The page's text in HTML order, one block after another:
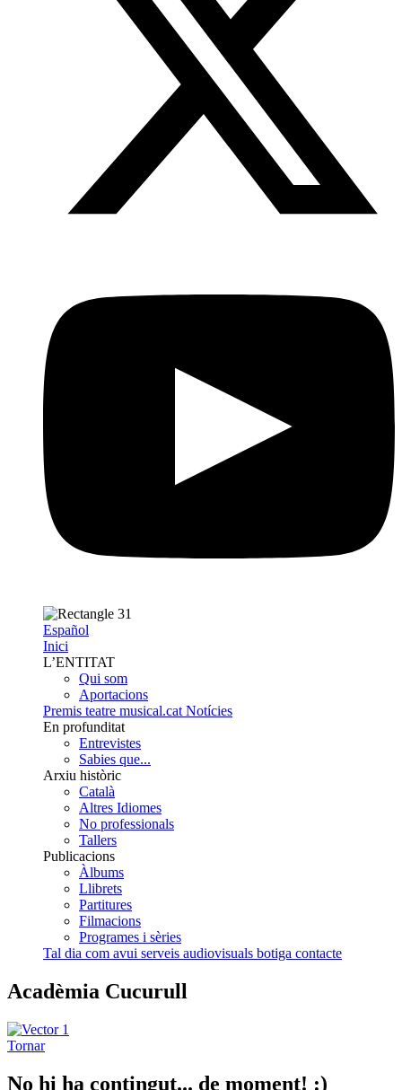
Español
Inici
L’ENTITAT
Qui som
Aportacions
Premis teatre musical.cat Notícies
En profunditat
Entrevistes
Sabies que...
Arxiu històric
Català
Altres Idiomes
No professionals
Tallers
Publicacions
Àlbums
Llibrets
Partitures
Filmacions
Programes i sèries
Tal dia com avui serveis audiovisuals botiga contacte
Acadèmia Cucurull
Tornar
No hi ha contingut... de moment! :)